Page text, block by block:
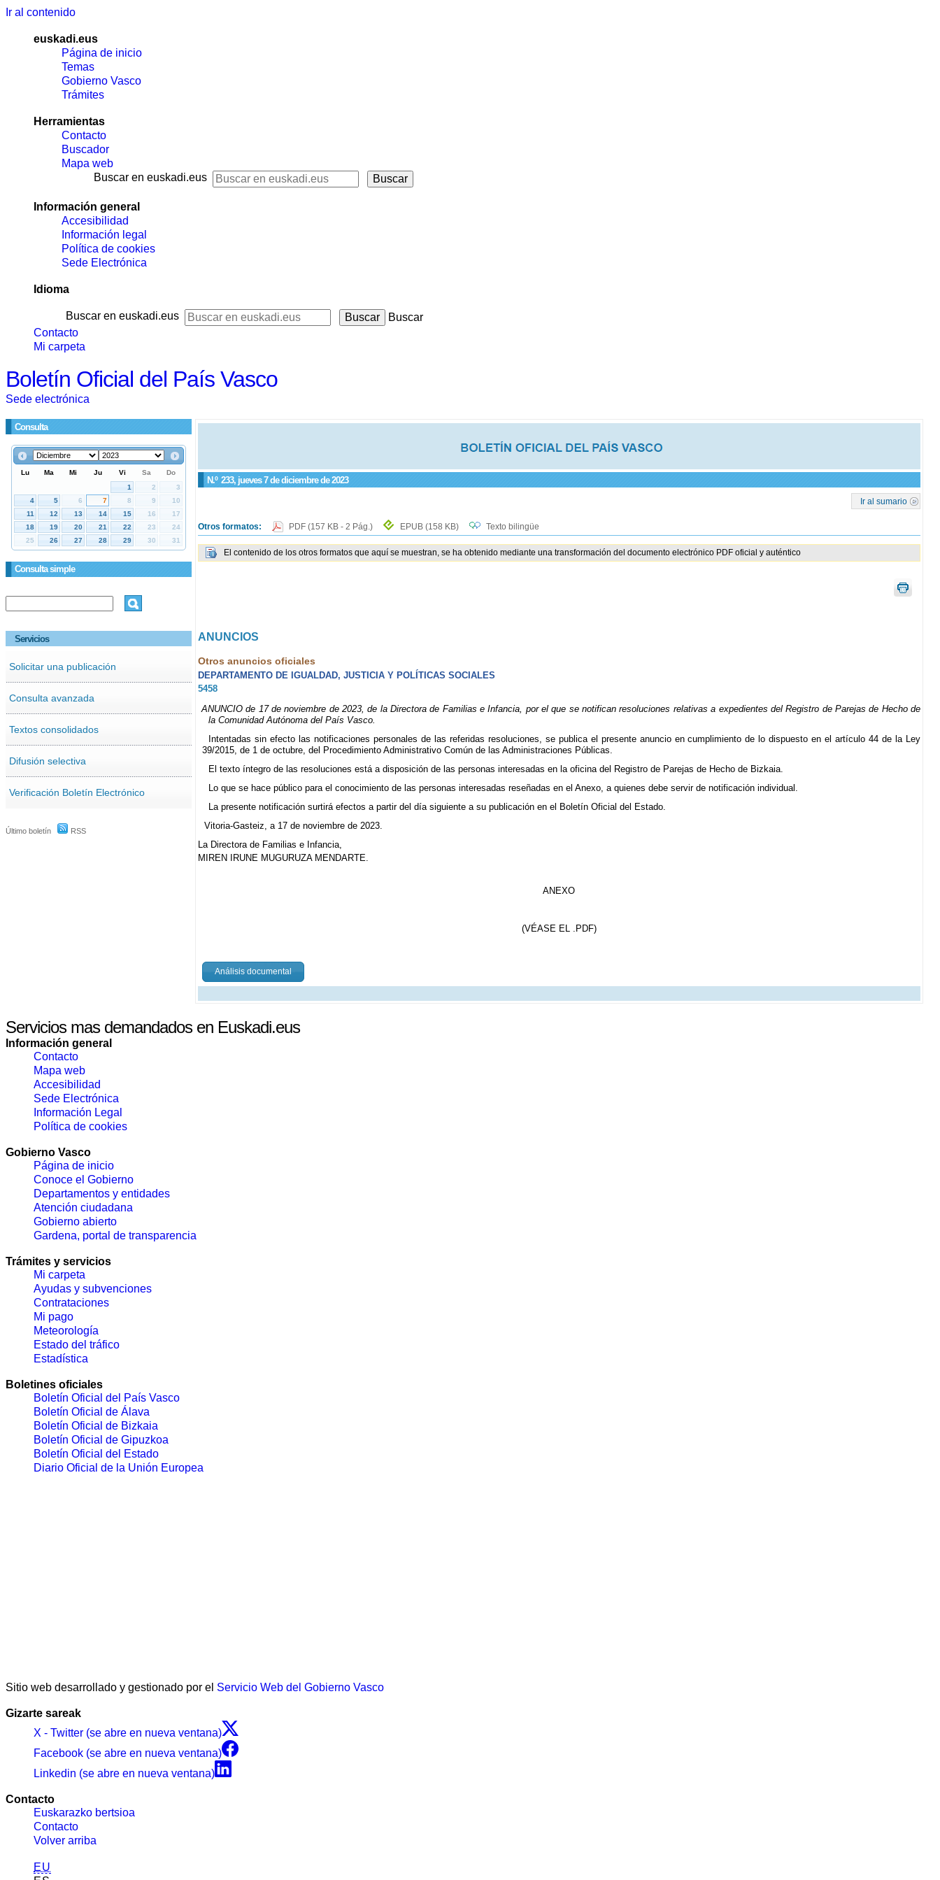
Ir al contenido
euskadi.eus
Página de inicio
Temas
Gobierno Vasco
Trámites
Herramientas
Contacto
Buscador
Mapa web
Buscar en euskadi.eus
Información general
Accesibilidad
Información legal
Política de cookies
Sede Electrónica
Idioma
Buscar en euskadi.eus
Buscar
Contacto
Mi carpeta
Boletín Oficial del País Vasco
Sede electrónica
Consulta
Consulta simple
Servicios
Solicitar una publicación
Consulta avanzada
Textos consolidados
Difusión selectiva
Verificación Boletín Electrónico
Último boletín RSS
N.º 233, jueves 7 de diciembre de 2023
Ir al sumario
Otros formatos: PDF (157 KB - 2 Pág.) EPUB (158 KB) Texto bilingüe
El contenido de los otros formatos que aquí se muestran, se ha obtenido mediante una transformación del documento electrónico PDF oficial y auténtico
ANUNCIOS
Otros anuncios oficiales
DEPARTAMENTO DE IGUALDAD, JUSTICIA Y POLÍTICAS SOCIALES
5458
ANUNCIO de 17 de noviembre de 2023, de la Directora de Familias e Infancia, por el que se notifican resoluciones relativas a expedientes del Registro de Parejas de Hecho de
la Comunidad Autónoma del País Vasco.
Intentadas sin efecto las notificaciones personales de las referidas resoluciones, se publica el presente anuncio en cumplimiento de lo dispuesto en el artículo 44 de la Ley
39/2015, de 1 de octubre, del Procedimiento Administrativo Común de las Administraciones Públicas.
El texto íntegro de las resoluciones está a disposición de las personas interesadas en la oficina del Registro de Parejas de Hecho de Bizkaia.
Lo que se hace público para el conocimiento de las personas interesadas reseñadas en el Anexo, a quienes debe servir de notificación individual.
La presente notificación surtirá efectos a partir del día siguiente a su publicación en el Boletín Oficial del Estado.
Vitoria-Gasteiz, a 17 de noviembre de 2023.
La Directora de Familias e Infancia,
MIREN IRUNE MUGURUZA MENDARTE.
ANEXO
(VÉASE EL .PDF)
Análisis documental
Servicios mas demandados en Euskadi.eus
Información general
Contacto
Mapa web
Accesibilidad
Sede Electrónica
Información Legal
Política de cookies
Gobierno Vasco
Página de inicio
Conoce el Gobierno
Departamentos y entidades
Atención ciudadana
Gobierno abierto
Gardena, portal de transparencia
Trámites y servicios
Mi carpeta
Ayudas y subvenciones
Contrataciones
Mi pago
Meteorología
Estado del tráfico
Estadística
Boletines oficiales
Boletín Oficial del País Vasco
Boletín Oficial de Álava
Boletín Oficial de Bizkaia
Boletín Oficial de Gipuzkoa
Boletín Oficial del Estado
Diario Oficial de la Unión Europea
Sitio web desarrollado y gestionado por el Servicio Web del Gobierno Vasco
Gizarte sareak
X - Twitter (se abre en nueva ventana)
Facebook (se abre en nueva ventana)
Linkedin (se abre en nueva ventana)
Contacto
Euskarazko bertsioa
Contacto
Volver arriba
EU